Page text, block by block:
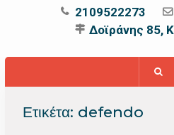
2109522273
Δοϊράνης 85,
Ετικέτα: defendo